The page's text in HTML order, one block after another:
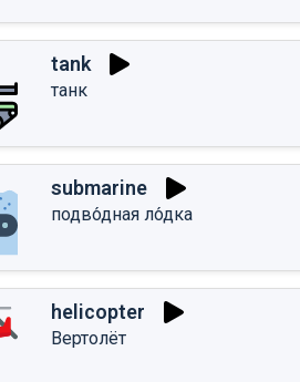
tank
танк
submarine
подво́дная ло́дка
helicopter
Вертолёт